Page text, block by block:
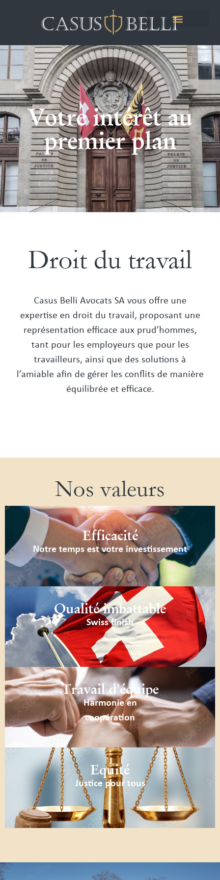
Votre intérêt au
premier plan
Droit du travail
Casus Belli Avocats SA vous offre une
expertise en droit du travail, proposant une
représentation efficace aux prud’hommes,
tant pour les employeurs que pour les
travailleurs, ainsi que des solutions à
l’amiable afin de gérer les conflits de manière
équilibrée et efficace.
Nos valeurs
Efficacité
Notre temps est votre investissement
Qualité imbattable
Swiss finish
Travail d'équipe
Harmonie en
coopération
Equité
Justice pour tous